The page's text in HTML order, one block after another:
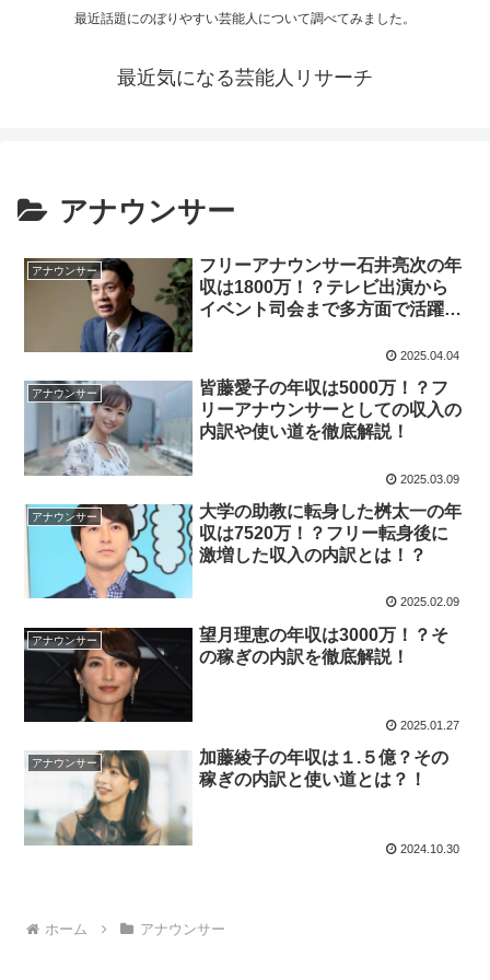
最近話題にのぼりやすい芸能人について調べてみました。
最近気になる芸能人リサーチ
アナウンサー
アナウンサー
フリーアナウンサー石井亮次の年
収は1800万！？テレビ出演から
イベント司会まで多方面で活躍す
2025.04.04
アナウンサー
皆藤愛子の年収は5000万！？フ
リーアナウンサーとしての収入の
内訳や使い道を徹底解説！
2025.03.09
アナウンサー
大学の助教に転身した桝太一の年
収は7520万！？フリー転身後に
激増した収入の内訳とは！？
2025.02.09
アナウンサー
望月理恵の年収は3000万！？そ
の稼ぎの内訳を徹底解説！
2025.01.27
アナウンサー
加藤綾子の年収は１.５億？その
稼ぎの内訳と使い道とは？！
2024.10.30
ホーム アナウンサー